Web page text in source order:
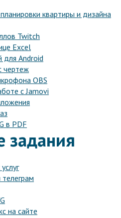
квартиры и дизайна
Twitch
Excel
для Android
чертеж
OBS
с Jamovi
в PDF
задания
на сайте